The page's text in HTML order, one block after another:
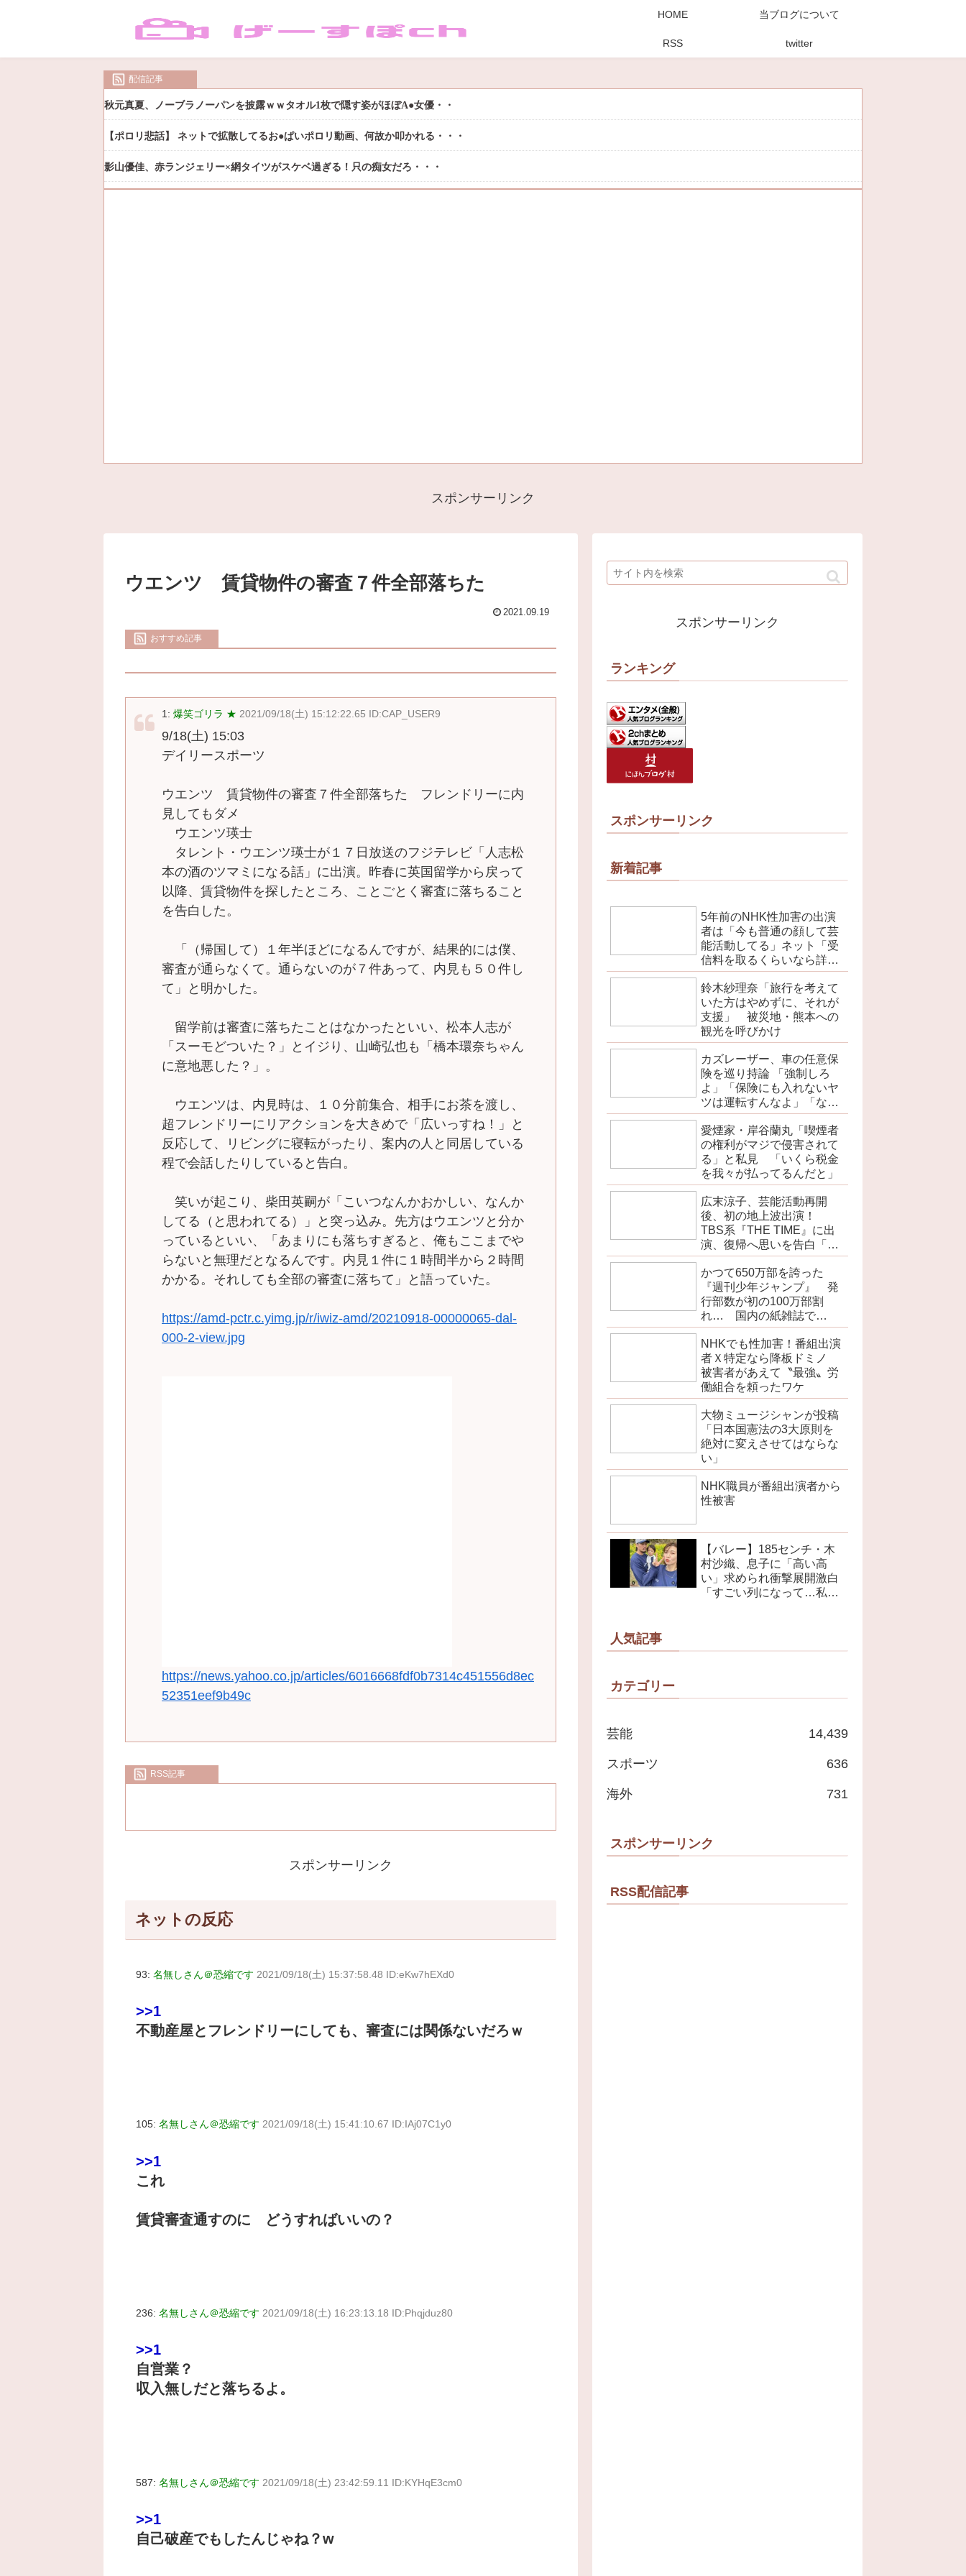
HOME 当ブログについて
RSS twitter
配信記事
秋元真夏、ノーブラノーパンを披露ｗｗタオル1枚で隠す姿がほぼA●女優・・
【ポロリ悲話】 ネットで拡散してるお●ぱいポロリ動画、何故か叩かれる・・・
影山優佳、赤ランジェリー×網タイツがスケベ過ぎる！只の痴女だろ・・・
スポンサーリンク
ウエンツ 賃貸物件の審査７件全部落ちた
2021.09.19
おすすめ記事
1: 爆笑ゴリラ ★ 2021/09/18(土) 15:12:22.65 ID:CAP_USER9
9/18(土) 15:03
デイリースポーツ
ウエンツ 賃貸物件の審査７件全部落ちた フレンドリーに内
見してもダメ
ウエンツ瑛士
タレント・ウエンツ瑛士が１７日放送のフジテレビ「人志松
本の酒のツマミになる話」に出演。昨春に英国留学から戻って
以降、賃貸物件を探したところ、ことごとく審査に落ちること
を告白した。
「（帰国して）１年半ほどになるんですが、結果的には僕、
審査が通らなくて。通らないのが７件あって、内見も５０件し
て」と明かした。
留学前は審査に落ちたことはなかったといい、松本人志が
「スーモどついた？」とイジり、山崎弘也も「橋本環奈ちゃん
に意地悪した？」。
ウエンツは、内見時は、１０分前集合、相手にお茶を渡し、
超フレンドリーにリアクションを大きめで「広いっすね！」と
反応して、リビングに寝転がったり、案内の人と同居している
程で会話したりしていると告白。
笑いが起こり、柴田英嗣が「こいつなんかおかしい、なんか
してる（と思われてる）」と突っ込み。先方はウエンツと分か
っているといい、「あまりにも落ちすぎると、俺もここまでや
らないと無理だとなるんです。内見１件に１時間半から２時間
かかる。それしても全部の審査に落ちて」と語っていた。
https://amd-pctr.c.yimg.jp/r/iwiz-amd/20210918-00000065-dal-
000-2-view.jpg
https://news.yahoo.co.jp/articles/6016668fdf0b7314c451556d8ec
52351eef9b49c
RSS記事
スポンサーリンク
ネットの反応
93: 名無しさん＠恐縮です 2021/09/18(土) 15:37:58.48 ID:eKw7hEXd0
>>1
不動産屋とフレンドリーにしても、審査には関係ないだろｗ
105: 名無しさん＠恐縮です 2021/09/18(土) 15:41:10.67 ID:IAj07C1y0
>>1
これ
賃貸審査通すのに どうすればいいの？
236: 名無しさん＠恐縮です 2021/09/18(土) 16:23:13.18 ID:Phqjduz80
>>1
自営業？
収入無しだと落ちるよ。
587: 名無しさん＠恐縮です 2021/09/18(土) 23:42:59.11 ID:KYHqE3cm0
>>1
自己破産でもしたんじゃね？w
スポンサーリンク
ランキング
スポンサーリンク
新着記事
5年前のNHK性加害の出演
者は「今も普通の顔して芸
能活動してる」ネット「受
信料を取るくらいなら詳細
を伝えよ」
鈴木紗理奈「旅行を考えて
いた方はやめずに、それが
支援」 被災地・熊本への
観光を呼びかけ
カズレーザー、車の任意保
険を巡り持論 「強制しろ
よ」「保険にも入れないヤ
ツは運転すんなよ」「なん
で法律を改正しないの？」
愛煙家・岸谷蘭丸「喫煙者
の権利がマジで侵害されて
る」と私見 「いくら税金
を我々が払ってるんだと」
広末涼子、芸能活動再開
後、初の地上波出演！
TBS系『THE TIME』に出
演、復帰へ思いを告白「自
分の弱い部分だったり…」
かつて650万部を誇った
『週刊少年ジャンプ』 発
行部数が初の100万部割
れ… 国内の紙雑誌で
「100万部超」ゼロに
NHKでも性加害！番組出演
者Ｘ特定なら降板ドミノ
被害者があえて〝最強〟労
働組合を頼ったワケ
大物ミュージシャンが投稿
「日本国憲法の3大原則を
絶対に変えさせてはならな
い」
NHK職員が番組出演者から
性被害
【バレー】185センチ・木
村沙織、息子に「高い高
い」求められ衝撃展開激白
「すごい列になって…私ア
人気記事
カテゴリー
芸能 14,439
スポーツ 636
海外 731
スポンサーリンク
RSS配信記事